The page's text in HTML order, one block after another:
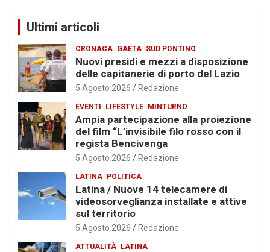
Ultimi articoli
CRONACA GAETA SUD PONTINO
Nuovi presidi e mezzi a disposizione
delle capitanerie di porto del Lazio
5 Agosto 2026 Redazione
EVENTI LIFESTYLE MINTURNO
Ampia partecipazione alla proiezione
del film “L’invisibile filo rosso con il
regista Bencivenga
5 Agosto 2026 Redazione
LATINA POLITICA
Latina / Nuove 14 telecamere di
videosorveglianza installate e attive
sul territorio
5 Agosto 2026 Redazione
ATTUALITÀ LATINA